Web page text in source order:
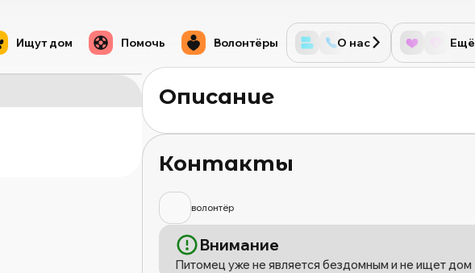
Ищут дом Помочь Волонтёры О нас Ещё
Описание
Контакты
волонтёр
Внимание
Питомец уже не является бездомным и не ищет дом